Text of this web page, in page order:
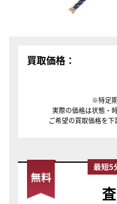
買取価格：
※特定
実際の価格は状態・
ご希望の買取価格を下